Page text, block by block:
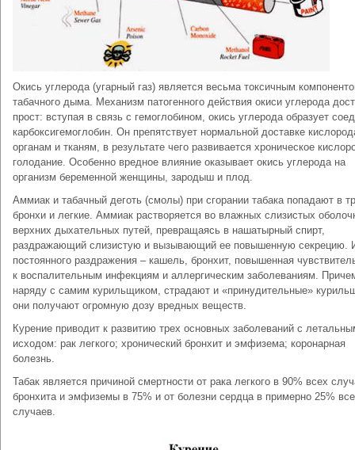
Окись углерода (угарный газ) является весьма токсичным
табачного дыма. Механизм патогенного действия окиси углерода
прост: вступая в связь с гемоглобином, окись углерода образует
карбоксигемоглобин. Он препятствует нормальной доставке
органам и тканям, в результате чего развивается хроническое
голодание. Особенно вредное влияние оказывает окись углерода на
организм беременной женщины, зародыш и плод.
Аммиак и табачный деготь (смолы) при сгорании табака попадают в
бронхи и легкие. Аммиак растворяется во влажных слизистых
верхних дыхательных путей, превращаясь в нашатырный спирт,
раздражающий слизистую и вызывающий ее повышенную секрецию.
постоянного раздражения – кашель, бронхит, повышенная
к воспалительным инфекциям и аллергическим заболеваниям.
наряду с самим курильщиком, страдают и «принудительные»
они получают огромную дозу вредных веществ.
Курение приводит к развитию трех основных заболеваний с
исходом: рак легкого; хронический бронхит и эмфизема; коронарная
болезнь.
Табак является причиной смертности от рака легкого в 90% всех
бронхита и эмфиземы в 75% и от болезни сердца в примерно 25%
случаев.